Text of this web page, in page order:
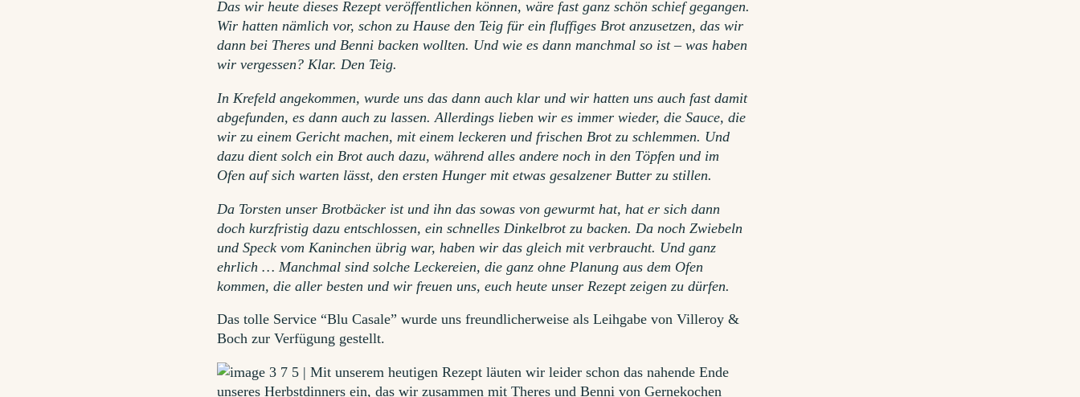
Das wir heute dieses Rezept veröffentlichen können, wäre fast ganz schön schief gegangen.
Wir hatten nämlich vor, schon zu Hause den Teig für ein fluffiges Brot anzusetzen, das wir
dann bei Theres und Benni backen wollten. Und wie es dann manchmal so ist – was haben
wir vergessen? Klar. Den Teig.
In Krefeld angekommen, wurde uns das dann auch klar und wir hatten uns auch fast damit
abgefunden, es dann auch zu lassen. Allerdings lieben wir es immer wieder, die Sauce, die
wir zu einem Gericht machen, mit einem leckeren und frischen Brot zu schlemmen. Und
dazu dient solch ein Brot auch dazu, während alles andere noch in den Töpfen und im
Ofen auf sich warten lässt, den ersten Hunger mit etwas gesalzener Butter zu stillen.
Da Torsten unser Brotbäcker ist und ihn das sowas von gewurmt hat, hat er sich dann
doch kurzfristig dazu entschlossen, ein schnelles Dinkelbrot zu backen. Da noch Zwiebeln
und Speck vom Kaninchen übrig war, haben wir das gleich mit verbraucht. Und ganz
ehrlich … Manchmal sind solche Leckereien, die ganz ohne Planung aus dem Ofen
kommen, die aller besten und wir freuen uns, euch heute unser Rezept zeigen zu dürfen.
Das tolle Service “Blu Casale” wurde uns freundlicherweise als Leihgabe von Villeroy &
Boch zur Verfügung gestellt.